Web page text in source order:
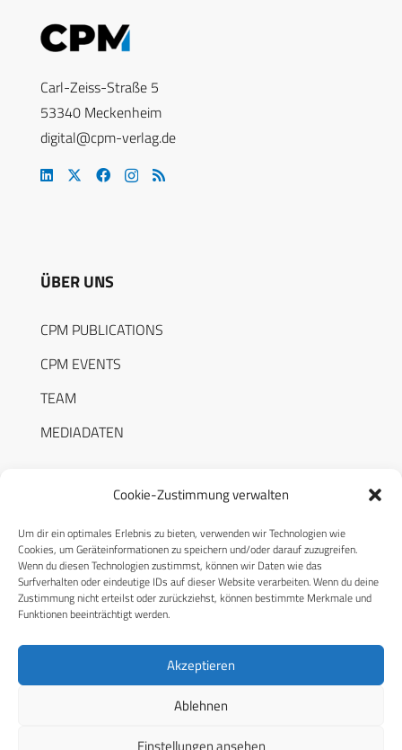
Cookie-Zustimmung verwalten
Um dir ein optimales Erlebnis zu bieten, verwenden wir Technologien wie
Cookies, um Geräteinformationen zu speichern und/oder darauf zuzugreifen.
Wenn du diesen Technologien zustimmst, können wir Daten wie das
Surfverhalten oder eindeutige IDs auf dieser Website verarbeiten. Wenn du deine
Zustimmung nicht erteilst oder zurückziehst, können bestimmte Merkmale und
Funktionen beeinträchtigt werden.
Akzeptieren
Ablehnen
Einstellungen ansehen
Carl-Zeiss-Straße 5
53340 Meckenheim
digital@cpm-verlag.de
ÜBER UNS
CPM PUBLICATIONS
CPM EVENTS
TEAM
MEDIADATEN
RECHTLICHES
Datenschutzerklärung
Cookie-Richtlinie (EU)